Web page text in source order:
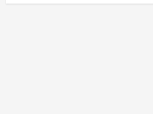
Futsal